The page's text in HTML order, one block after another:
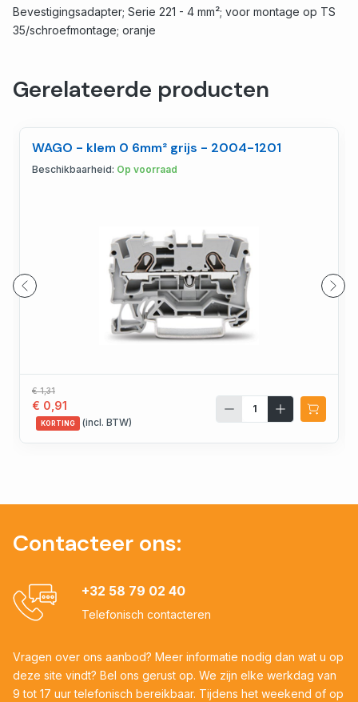
Bevestigingsadapter; Serie 221 - 4 mm²; voor montage op TS
35/schroefmontage; oranje
Gerelateerde producten
WAGO - klem 0 6mm² grijs - 2004-1201
Beschikbaarheid: Op voorraad
€ 1,31
€ 0,91
KORTING (incl. BTW)
Contacteer ons:
+32 58 79 02 40
Telefonisch contacteren
Vragen over ons aanbod? Meer informatie nodig dan wat u op
deze site vindt? Bel ons gerust op. We zijn elke werkdag van
9 tot 17 uur telefonisch bereikbaar. Tijdens het weekend of op